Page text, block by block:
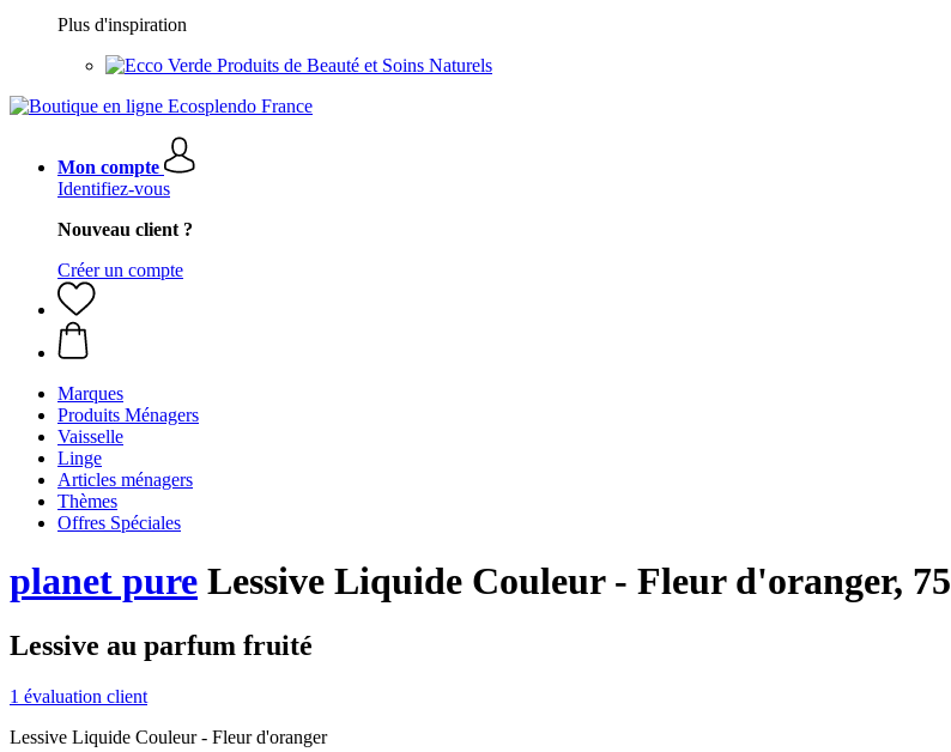
Plus d'inspiration
Produits de Beauté et Soins Naturels
Mon compte
Identifiez-vous
Nouveau client ?
Créer un compte
Marques
Produits Ménagers
Vaisselle
Linge
Articles ménagers
Thèmes
Offres Spéciales
planet pure Lessive Liquide Couleur - Fleur d'oranger,
Lessive au parfum fruité
1 évaluation client
Lessive Liquide Couleur - Fleur d'oranger